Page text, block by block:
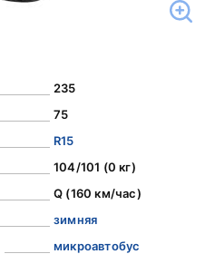
235
75
R15
104/101 (0 кг)
Q (160 км/час)
зимняя
микроавтобус